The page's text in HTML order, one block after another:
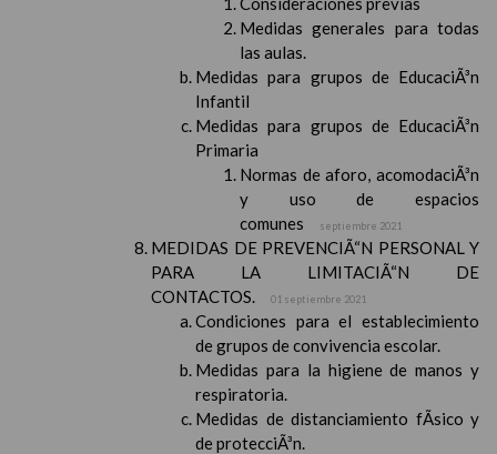
Medidas generales para todas
las aulas.
Medidas para grupos de EducaciÃ³n
Infantil
Medidas para grupos de EducaciÃ³n
Primaria
Normas de aforo, acomodaciÃ³n
y uso de espacios
comunes
septiembre 2021
MEDIDAS DE PREVENCIÃ“N PERSONAL Y
PARA LA LIMITACIÃ“N DE
CONTACTOS.
01 septiembre 2021
Condiciones para el establecimiento
de grupos de convivencia escolar.
Medidas para la higiene de manos y
respiratoria.
Medidas de distanciamiento fÃ­sico y
de protecciÃ³n.